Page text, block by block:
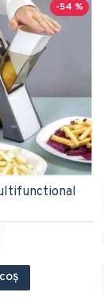
-54 %